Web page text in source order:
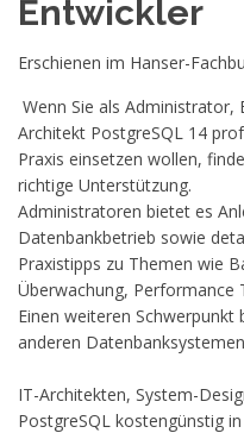
Entwickler
Erschienen im Hanser-
Wenn Sie als Administrator,
Architekt PostgreSQL 14
Praxis einsetzen wollen,
richtige Unterstützung.
Administratoren bietet es
Datenbankbetrieb sowie
Praxistipps zu Themen wie
Überwachung, Performance
Einen weiteren
anderen
IT-Architekten, System-
PostgreSQL kostengünstig